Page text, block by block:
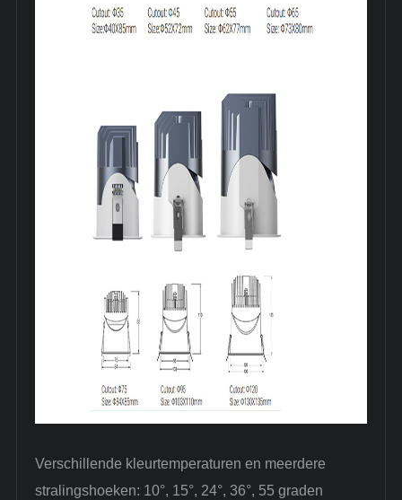
Verschillende kleurtemperaturen en meerdere
stralingshoeken: 10°, 15°, 24°, 36°, 55 graden